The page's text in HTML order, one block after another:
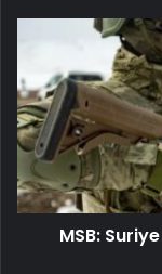
MSB: